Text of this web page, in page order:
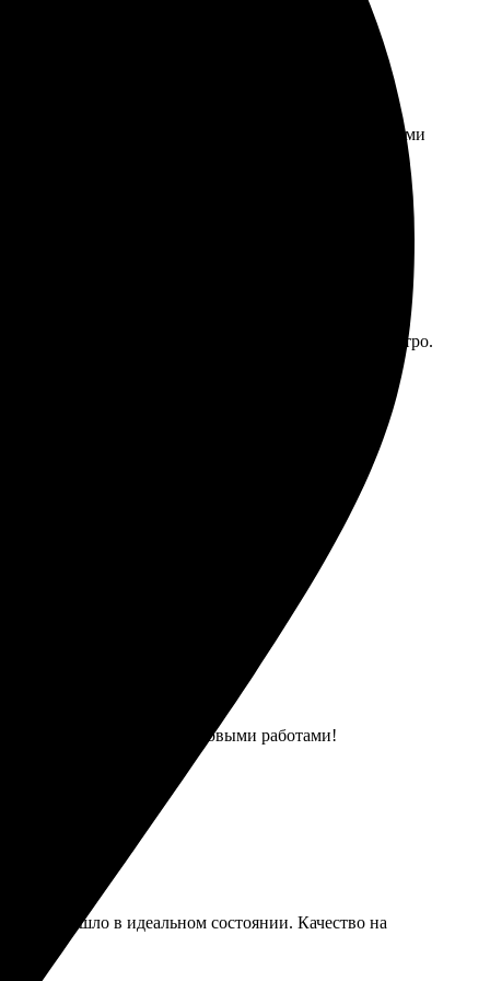
быстро и качественно. Отправила макеты,
и невредимым. Теперь пользуюсь вашими услугами
простой и удобный. Получила готовые постеры быстро.
обращаться еще.
Обязательно вернусь за новыми работами!
всё пришло в идеальном состоянии. Качество на